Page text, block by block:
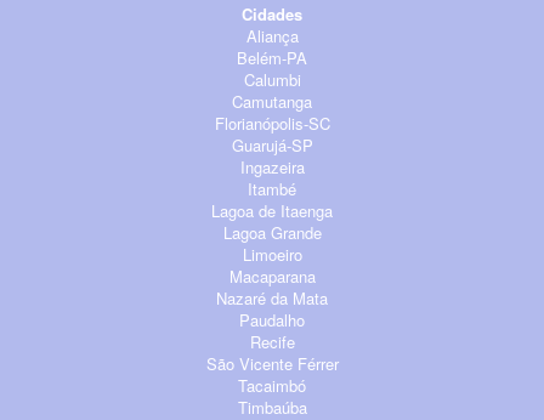
Cidades
Aliança
Belém-PA
Calumbi
Camutanga
Florianópolis-SC
Guarujá-SP
Ingazeira
Itambé
Lagoa de Itaenga
Lagoa Grande
Limoeiro
Macaparana
Nazaré da Mata
Paudalho
Recife
São Vicente Férrer
Tacaimbó
Timbaúba